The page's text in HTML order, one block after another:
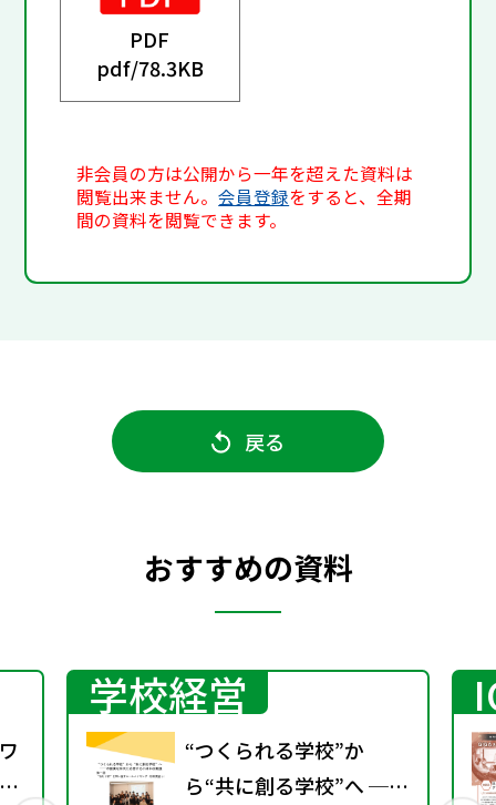
PDF
pdf/78.3KB
非会員の方は公開から一年を超えた資料は
閲覧出来ません。会員登録をすると、全期
間の資料を閲覧できます。
戻る
おすすめの資料
学校経営
“つくられる学校”か
ら“共に創る学校”へ ──